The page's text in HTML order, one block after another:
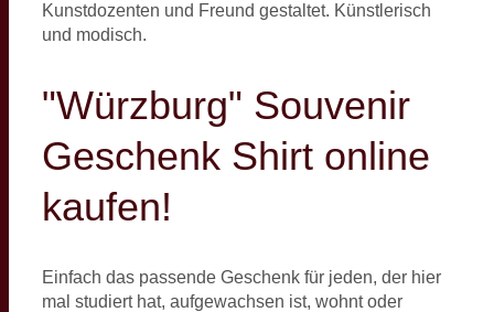
Kunstdozenten und Freund gestaltet. Künstlerisch
und modisch.
"Würzburg" Souvenir
Geschenk Shirt online
kaufen!
Einfach das passende Geschenk für jeden, der hier
mal studiert hat, aufgewachsen ist, wohnt oder